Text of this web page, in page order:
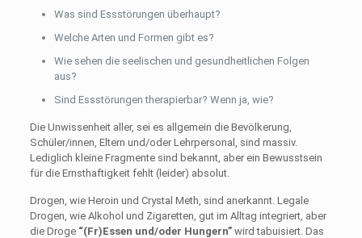
Was sind Essstörungen überhaupt?
Welche Arten und Formen gibt es?
Wie sehen die seelischen und gesundheitlichen Folgen
aus?
Sind Essstörungen therapierbar? Wenn ja, wie?
Die Unwissenheit aller, sei es allgemein die Bevölkerung,
Schüler/innen, Eltern und/oder Lehrpersonal, sind massiv.
Lediglich kleine Fragmente sind bekannt, aber ein Bewusstsein
für die Ernsthaftigkeit fehlt (leider) absolut.
Drogen, wie Heroin und Crystal Meth, sind anerkannt. Legale
Drogen, wie Alkohol und Zigaretten, gut im Alltag integriert, aber
die Droge “(Fr)Essen und/oder Hungern”wird tabuisiert. Das